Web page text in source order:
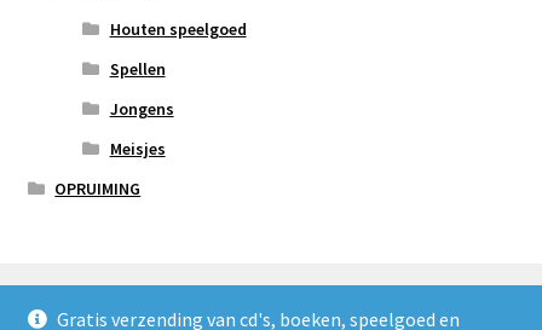
Gratis verzending van cd's, boeken, speelgoed en
Houten speelgoed
Spellen
Jongens
Meisjes
OPRUIMING